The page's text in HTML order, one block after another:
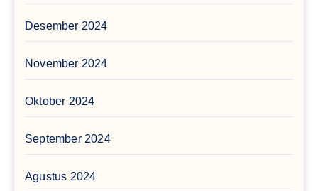
Desember 2024
November 2024
Oktober 2024
September 2024
Agustus 2024